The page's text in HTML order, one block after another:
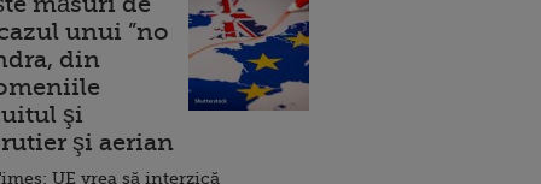
unui ”no
din
şi
şi aerian
UE vrea să interzică